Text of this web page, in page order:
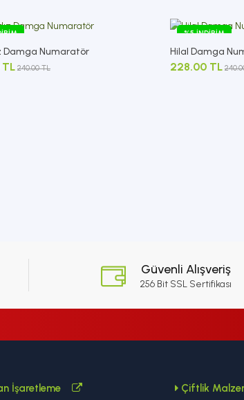
Damga Numaratör
240.00 TL
%5 İNDIRIM
Hilal Damga
228.00 TL
Güvenli Alışveriş
256 Bit SSL Sertifikası
İşaretleme Çiftlik